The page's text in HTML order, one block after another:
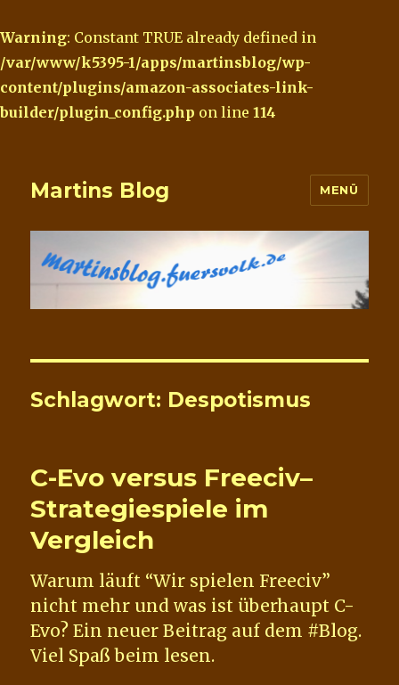
Warning: Constant TRUE already defined in
/var/www/k5395-1/apps/martinsblog/wp-
content/plugins/amazon-associates-link-
builder/plugin_config.php on line 114
Martins Blog MENÜ
Schlagwort: Despotismus
C-Evo versus Freeciv–
Strategiespiele im
Vergleich
Warum läuft “Wir spielen Freeciv”
nicht mehr und was ist überhaupt C-
Evo? Ein neuer Beitrag auf dem #Blog.
Viel Spaß beim lesen.